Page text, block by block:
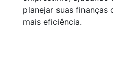
planejar suas finanças
mais eficiência.